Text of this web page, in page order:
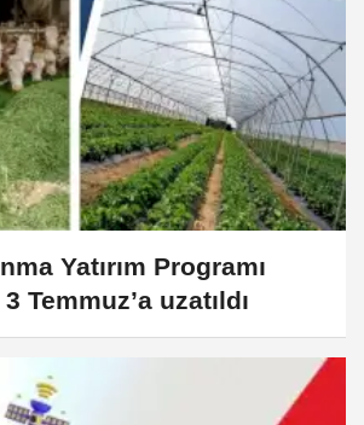
Yatırım Programı
Temmuz’a uzatıldı